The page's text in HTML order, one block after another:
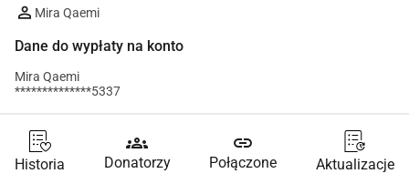
Mira Qaemi
Dane do wypłaty na konto
Mira Qaemi
**************5337
Historia
groups
Donatorzy
link
Połączone Aktualizacje